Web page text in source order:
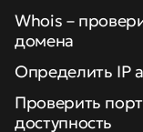
Whois –
домена
Определить IP
Проверить
доступность